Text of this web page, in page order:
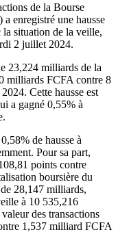
de la Bourse
enregistré une hausse
situation de la veille,
2 juillet 2024.
23,224 milliards de la
milliards FCFA contre 8
Cette hausse est
a gagné 0,55% à
de hausse à
Pour sa part,
points contre
boursière du
28,147 milliards,
à 10 535,216
des transactions
1,537 milliard FCFA